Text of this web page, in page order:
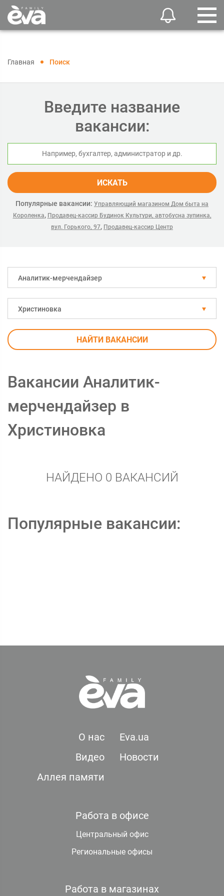
Главная Поиск
Введите название
вакансии:
ИСКАТЬ
Популярные вакансии: Управляющий магазином Дом быта на
Короленка, Продавец-кассир Будинок Культури, автобусна зупинка,
вул. Горького, 97, Продавец-кассир Центр
Аналитик-мерчендайзер
Христиновка
НАЙТИ ВАКАНСИИ
Вакансии Аналитик-
мерчендайзер в
Христиновка
НАЙДЕНО 0 ВАКАНСИЙ
Популярные вакансии:
О нас
Eva.ua
Видео
Новости
Аллея памяти
Работа в офисе
Центральный офис
Региональные офисы
Работа в магазинах